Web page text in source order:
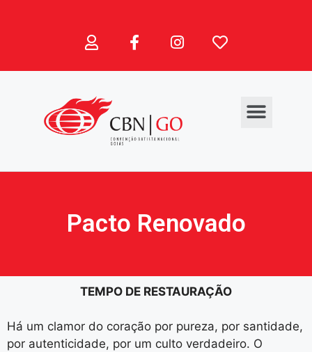
Pacto Renovado
TEMPO DE RESTAURAÇÃO
Há um clamor do coração por pureza, por santidade,
por autenticidade, por um culto verdadeiro. O